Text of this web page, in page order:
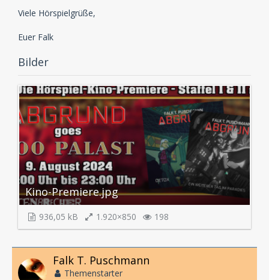
Viele Hörspielgrüße,
Euer Falk
Bilder
Kino-Premiere.jpg
936,05 kB 1.920×850 198
Falk T. Puschmann
Themenstarter